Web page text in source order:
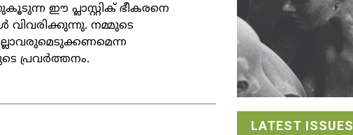
ഈ പ്ലാസ്റ്റിക് ഭീകരനെ
നമ്മുടെ
പ്രവര്‍ത്തനം.
LATEST ISSUES